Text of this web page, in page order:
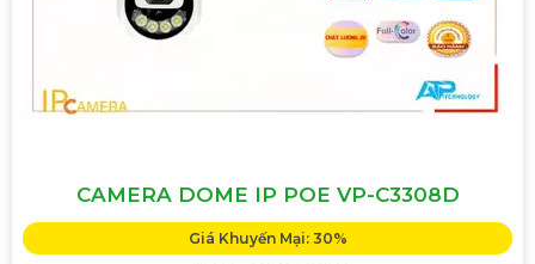
CAMERA DOME IP POE VP-C3308D
Giá Khuyến Mại: 30%